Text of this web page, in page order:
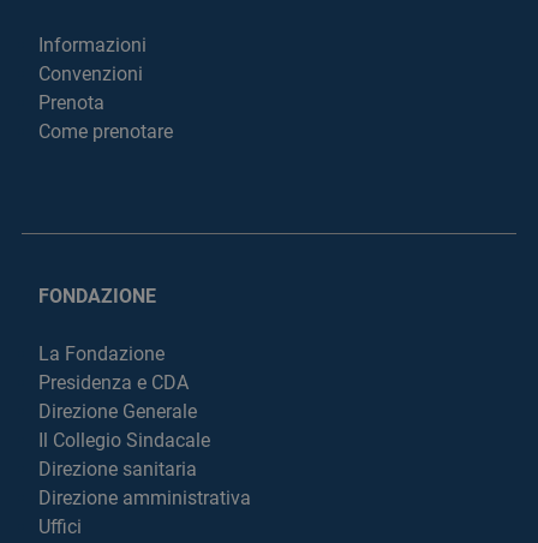
Informazioni
Convenzioni
Prenota
Come prenotare
FONDAZIONE
La Fondazione
Presidenza e CDA
Direzione Generale
Il Collegio Sindacale
Direzione sanitaria
Direzione amministrativa
Uffici